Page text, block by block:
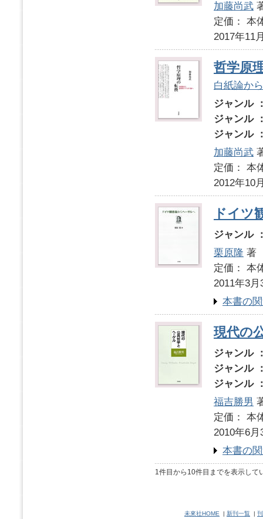
加藤尚武
定価：
2017年11
哲学原
白紙論か
ジャンル
ジャンル
ジャンル
加藤尚武
定価：
2012年10
ドイツ
ジャンル
栗原隆 著
定価：
2011年3月
本書の
現代の
ジャンル
ジャンル
ジャンル
福吉勝男
定価：
2010年6月
本書の
1件目から10件目までを表示して
未來社HOME | 新刊一覧 |